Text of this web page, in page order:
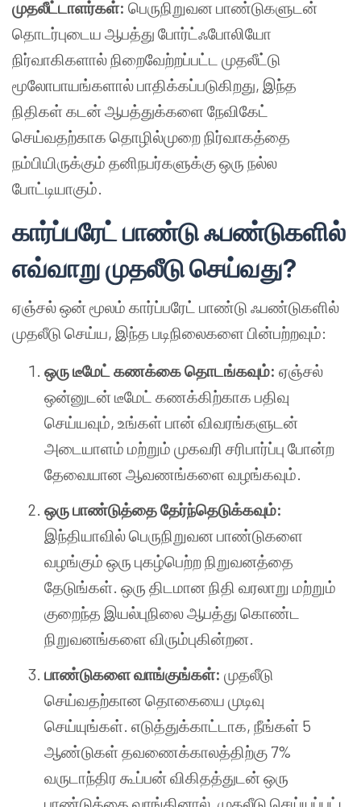
முதலீட்டாளர்கள்: பெருநிறுவன பாண்டுகளுடன்
தொடர்புடைய ஆபத்து போர்ட்ஃபோலியோ
நிர்வாகிகளால் நிறைவேற்றப்பட்ட முதலீட்டு
மூலோபாயங்களால் பாதிக்கப்படுகிறது, இந்த
நிதிகள் கடன் ஆபத்துக்களை நேவிகேட்
செய்வதற்காக தொழில்முறை நிர்வாகத்தை
நம்பியிருக்கும் தனிநபர்களுக்கு ஒரு நல்ல
போட்டியாகும்.
கார்ப்பரேட் பாண்டு ஃபண்டுகளில்
எவ்வாறு முதலீடு செய்வது?
ஏஞ்சல் ஒன் மூலம் கார்ப்பரேட் பாண்டு ஃபண்டுகளில்
முதலீடு செய்ய, இந்த படிநிலைகளை பின்பற்றவும்:
ஒரு டீமேட் கணக்கை தொடங்கவும்: ஏஞ்சல்
ஒன்னுடன் டீமேட் கணக்கிற்காக பதிவு
செய்யவும், உங்கள் பான் விவரங்களுடன்
அடையாளம் மற்றும் முகவரி சரிபார்ப்பு போன்ற
தேவையான ஆவணங்களை வழங்கவும்.
ஒரு பாண்டுத்தை தேர்ந்தெடுக்கவும்:
இந்தியாவில் பெருநிறுவன பாண்டுகளை
வழங்கும் ஒரு புகழ்பெற்ற நிறுவனத்தை
தேடுங்கள். ஒரு திடமான நிதி வரலாறு மற்றும்
குறைந்த இயல்புநிலை ஆபத்து கொண்ட
நிறுவனங்களை விரும்புகின்றன.
பாண்டுகளை வாங்குங்கள்: முதலீடு
செய்வதற்கான தொகையை முடிவு
செய்யுங்கள். எடுத்துக்காட்டாக, நீங்கள் 5
ஆண்டுகள் தவணைக்காலத்திற்கு 7%
வருடாந்திர கூப்பன் விகிதத்துடன் ஒரு
பாண்டுத்தை வாங்கினால், முதலீடு செய்யப்பட்ட